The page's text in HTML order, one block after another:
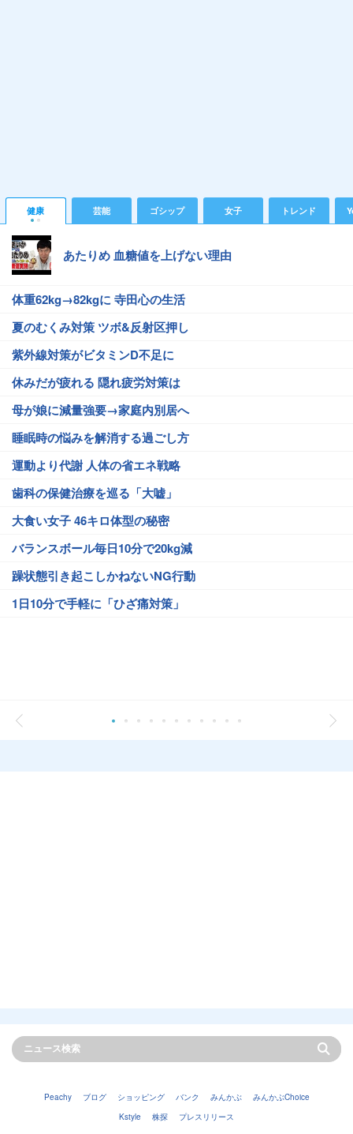
健康 芸能 ゴシップ 女子 トレンド
あたりめ 血糖値を上げない理由
体重62kg→82kgに 寺田心の生活
夏のむくみ対策 ツボ&反射区押し
紫外線対策がビタミンD不足に
休みだが疲れる 隠れ疲労対策は
母が娘に減量強要→家庭内別居へ
睡眠時の悩みを解消する過ごし方
運動より代謝 人体の省エネ戦略
歯科の保健治療を巡る「大嘘」
大食い女子 46キロ体型の秘密
バランスボール毎日10分で20kg減
躁状態引き起こしかねないNG行動
1日10分で手軽に「ひざ痛対策」
Peachy ブログ ショッピング バンク みんかぶ
みんかぶChoice
Kstyle
株探 プレスリリース